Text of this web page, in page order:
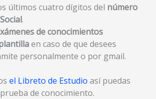
últimos cuatro dígitos del número
.
de conocimientos
en caso de que desees
personalmente o por gmail.
el Libreto de Estudio así puedas
de conocimiento.